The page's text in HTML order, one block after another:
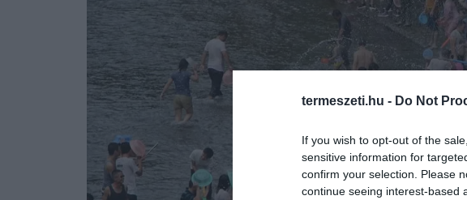
termeszeti.hu - Do Not
If you wish to opt-out of the
sensitive information for
confirm your selection. Please
continue seeing interest-based